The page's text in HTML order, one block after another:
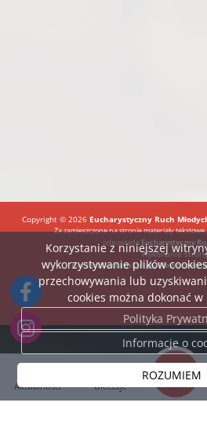
Aktualności Diecezje
Copyright © 2026 Eucharystyczny Ruch
Za zamieszczone na stronie materiały
odpowiada Eucharystyczny
Wykonanie
BartoszDostatni.pl
Korzystanie z niniejszej
wykorzystywanie plików
przechowywania lub
cookies można dokonać w
Polityka
Informacje o
ROZUMIEM